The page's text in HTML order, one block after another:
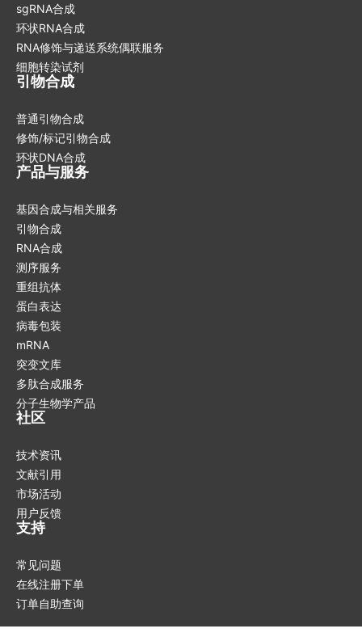
sgRNA合成
环状RNA合成
RNA修饰与递送系统偶联服务
细胞转染试剂
引物合成
普通引物合成
修饰/标记引物合成
环状DNA合成
产品与服务
基因合成与相关服务
引物合成
RNA合成
测序服务
重组抗体
蛋白表达
病毒包装
mRNA
突变文库
多肽合成服务
分子生物学产品
社区
技术资讯
文献引用
市场活动
用户反馈
支持
常见问题
在线注册下单
订单自助查询